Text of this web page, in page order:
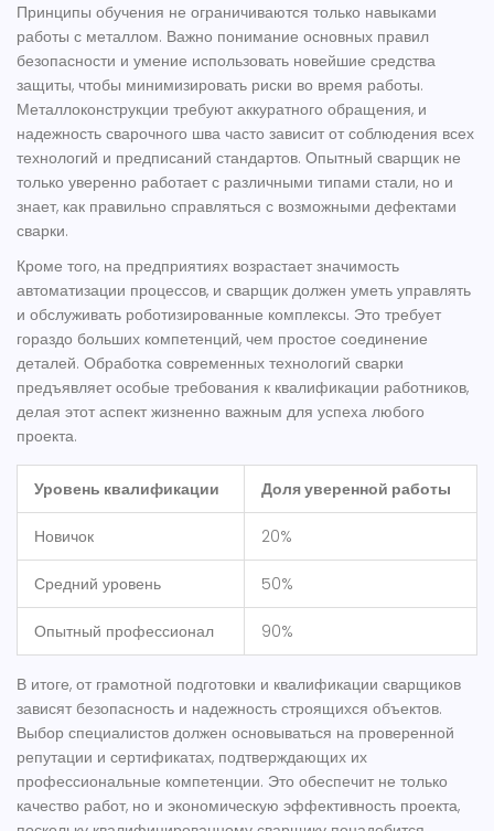
Принципы обучения не ограничиваются только навыками
работы с металлом. Важно понимание основных правил
безопасности и умение использовать новейшие средства
защиты, чтобы минимизировать риски во время работы.
Металлоконструкции требуют аккуратного обращения, и
надежность сварочного шва часто зависит от соблюдения всех
технологий и предписаний стандартов. Опытный сварщик не
только уверенно работает с различными типами стали, но и
знает, как правильно справляться с возможными дефектами
сварки.
Кроме того, на предприятиях возрастает значимость
автоматизации процессов, и сварщик должен уметь управлять
и обслуживать роботизированные комплексы. Это требует
гораздо больших компетенций, чем простое соединение
деталей. Обработка современных технологий сварки
предъявляет особые требования к квалификации работников,
делая этот аспект жизненно важным для успеха любого
проекта.
Уровень квалификации Доля уверенной работы
Новичок 20%
Средний уровень 50%
Опытный профессионал 90%
В итоге, от грамотной подготовки и квалификации сварщиков
зависят безопасность и надежность строящихся объектов.
Выбор специалистов должен основываться на проверенной
репутации и сертификатах, подтверждающих их
профессиональные компетенции. Это обеспечит не только
качество работ, но и экономическую эффективность проекта,